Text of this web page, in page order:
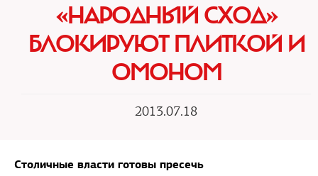
«НАРОДНЫЙ СХОД»
БЛОКИРУЮТ ПЛИТКОЙ И
ОМОНОМ
2013.07.18
Столичные власти готовы пресечь